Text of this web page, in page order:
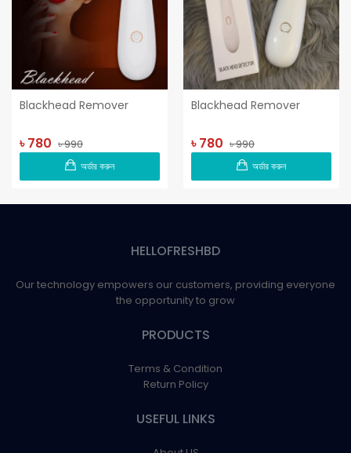
Blackhead Remover
৳ 780 ৳ 990
অর্ডার করুন
Blackhead Remover
৳ 780 ৳ 990
অর্ডার করুন
HELLOFRESHBD
Our technology empowers our customers, providing everyone
the opportunity to grow
PRODUCTS
Terms & Condition
Return Policy
USEFUL LINKS